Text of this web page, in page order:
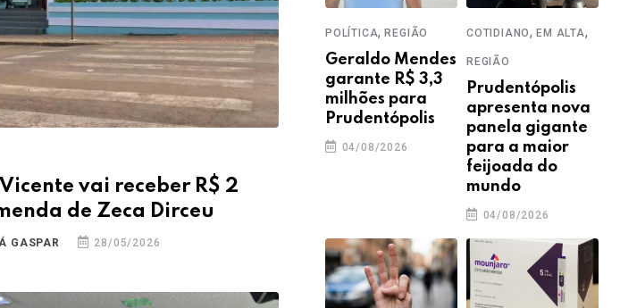
vai receber R$ 2
de Zeca Dirceu
GASPAR 28/05/2026
POLÍTICA,REGIÃO
Geraldo Mendes
garante R$ 3,3
milhões para
Prudentópolis
04/08/2026
COTIDIANO,EM ALTA,
REGIÃO
Prudentópolis
apresenta nova
panela gigante
para a maior
feijoada do
mundo
04/08/2026